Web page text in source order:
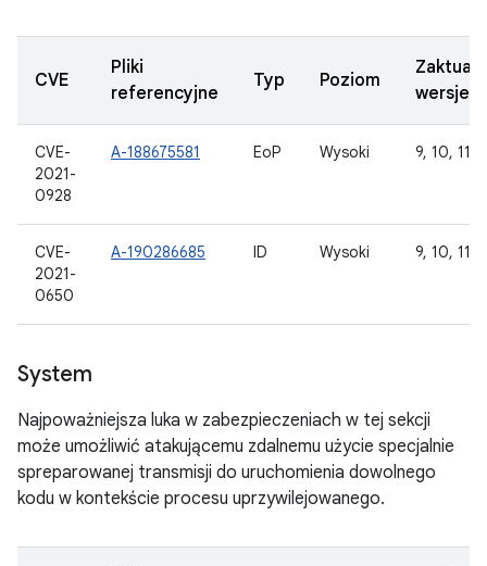
CVE
Pliki
referencyjne
Typ Poziom
wersje
CVE-
2021-
0928
A-188675581 EoP Wysoki 9, 10, 11
CVE-
2021-
0650
A-190286685 ID Wysoki 9, 10, 11
System
Najpoważniejsza luka w zabezpieczeniach w tej sekcji
może umożliwić atakującemu zdalnemu użycie specjalnie
spreparowanej transmisji do uruchomienia dowolnego
kodu w kontekście procesu uprzywilejowanego.